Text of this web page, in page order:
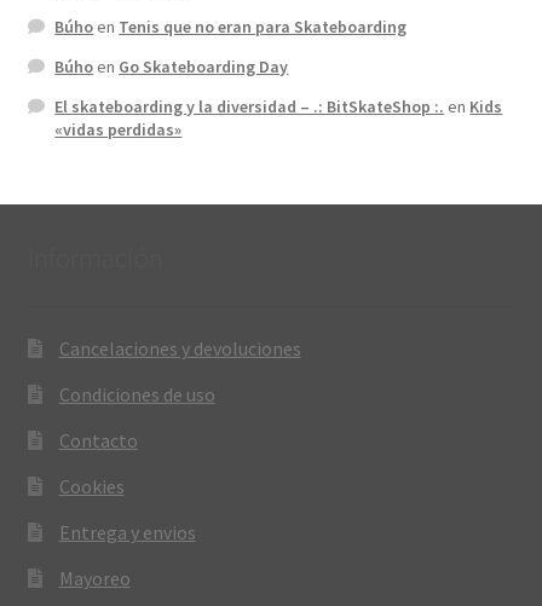
Búhoen Tenis que no eran para Skateboarding
Búhoen Go Skateboarding Day
El skateboarding y la diversidad – .: BitSkateShop :. en Kids
«vidas perdidas»
Cancelaciones y devoluciones
Condiciones de uso
Contacto
Cookies
Entrega y envios
Mayoreo